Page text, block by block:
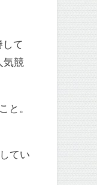
て
気競
と。
てい